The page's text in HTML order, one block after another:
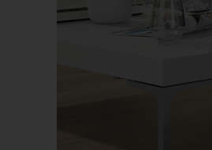
Plint accessoires